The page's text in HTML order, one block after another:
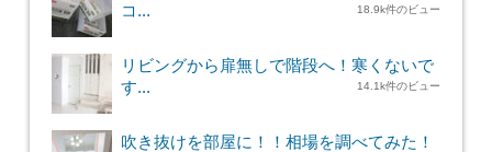
コ...
18.9k件のビュー
リビングから扉無しで階段へ！寒くないで
す...
14.1k件のビュー
吹き抜けを部屋に！！相場を調べてみた！